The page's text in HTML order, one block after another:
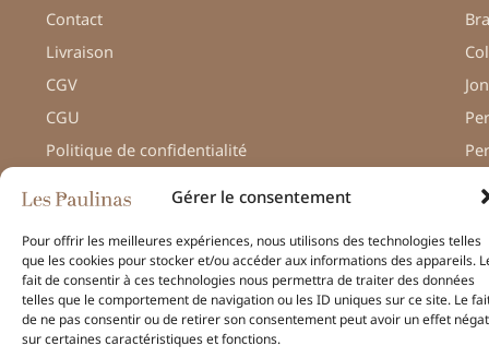
Gérer le consentement
Pour offrir les meilleures expériences, nous utilisons des technologies telles
que les cookies pour stocker et/ou accéder aux informations des appareils.
fait de consentir à ces technologies nous permettra de traiter des données
telles que le comportement de navigation ou les ID uniques sur ce site. Le
de ne pas consentir ou de retirer son consentement peut avoir un effet
sur certaines caractéristiques et fonctions.
Contact
Livraison
CGV
CGU
Politique de confidentialité
© Une réalisation H-TIC
– Les Paulinas –
Mentions légales